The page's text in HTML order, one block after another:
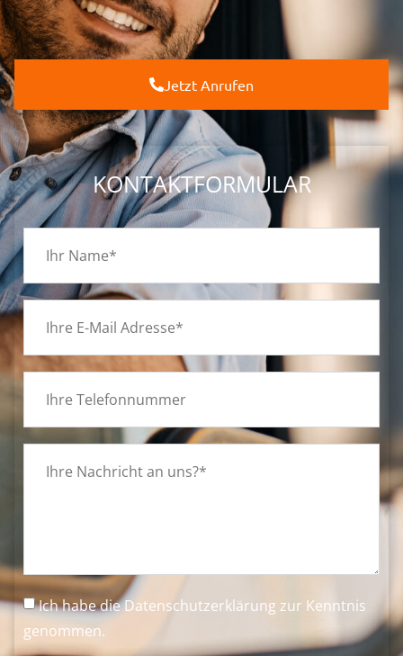
Jetzt Anrufen
KONTAKTFORMULAR
Ich habe dieDatenschutzerklärung zur Kenntnis
genommen.